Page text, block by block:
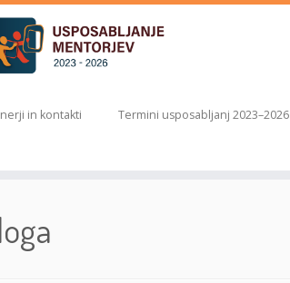
in kontakti Termini usposabljanj 2023–2026